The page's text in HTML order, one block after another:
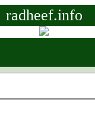
radheef.info